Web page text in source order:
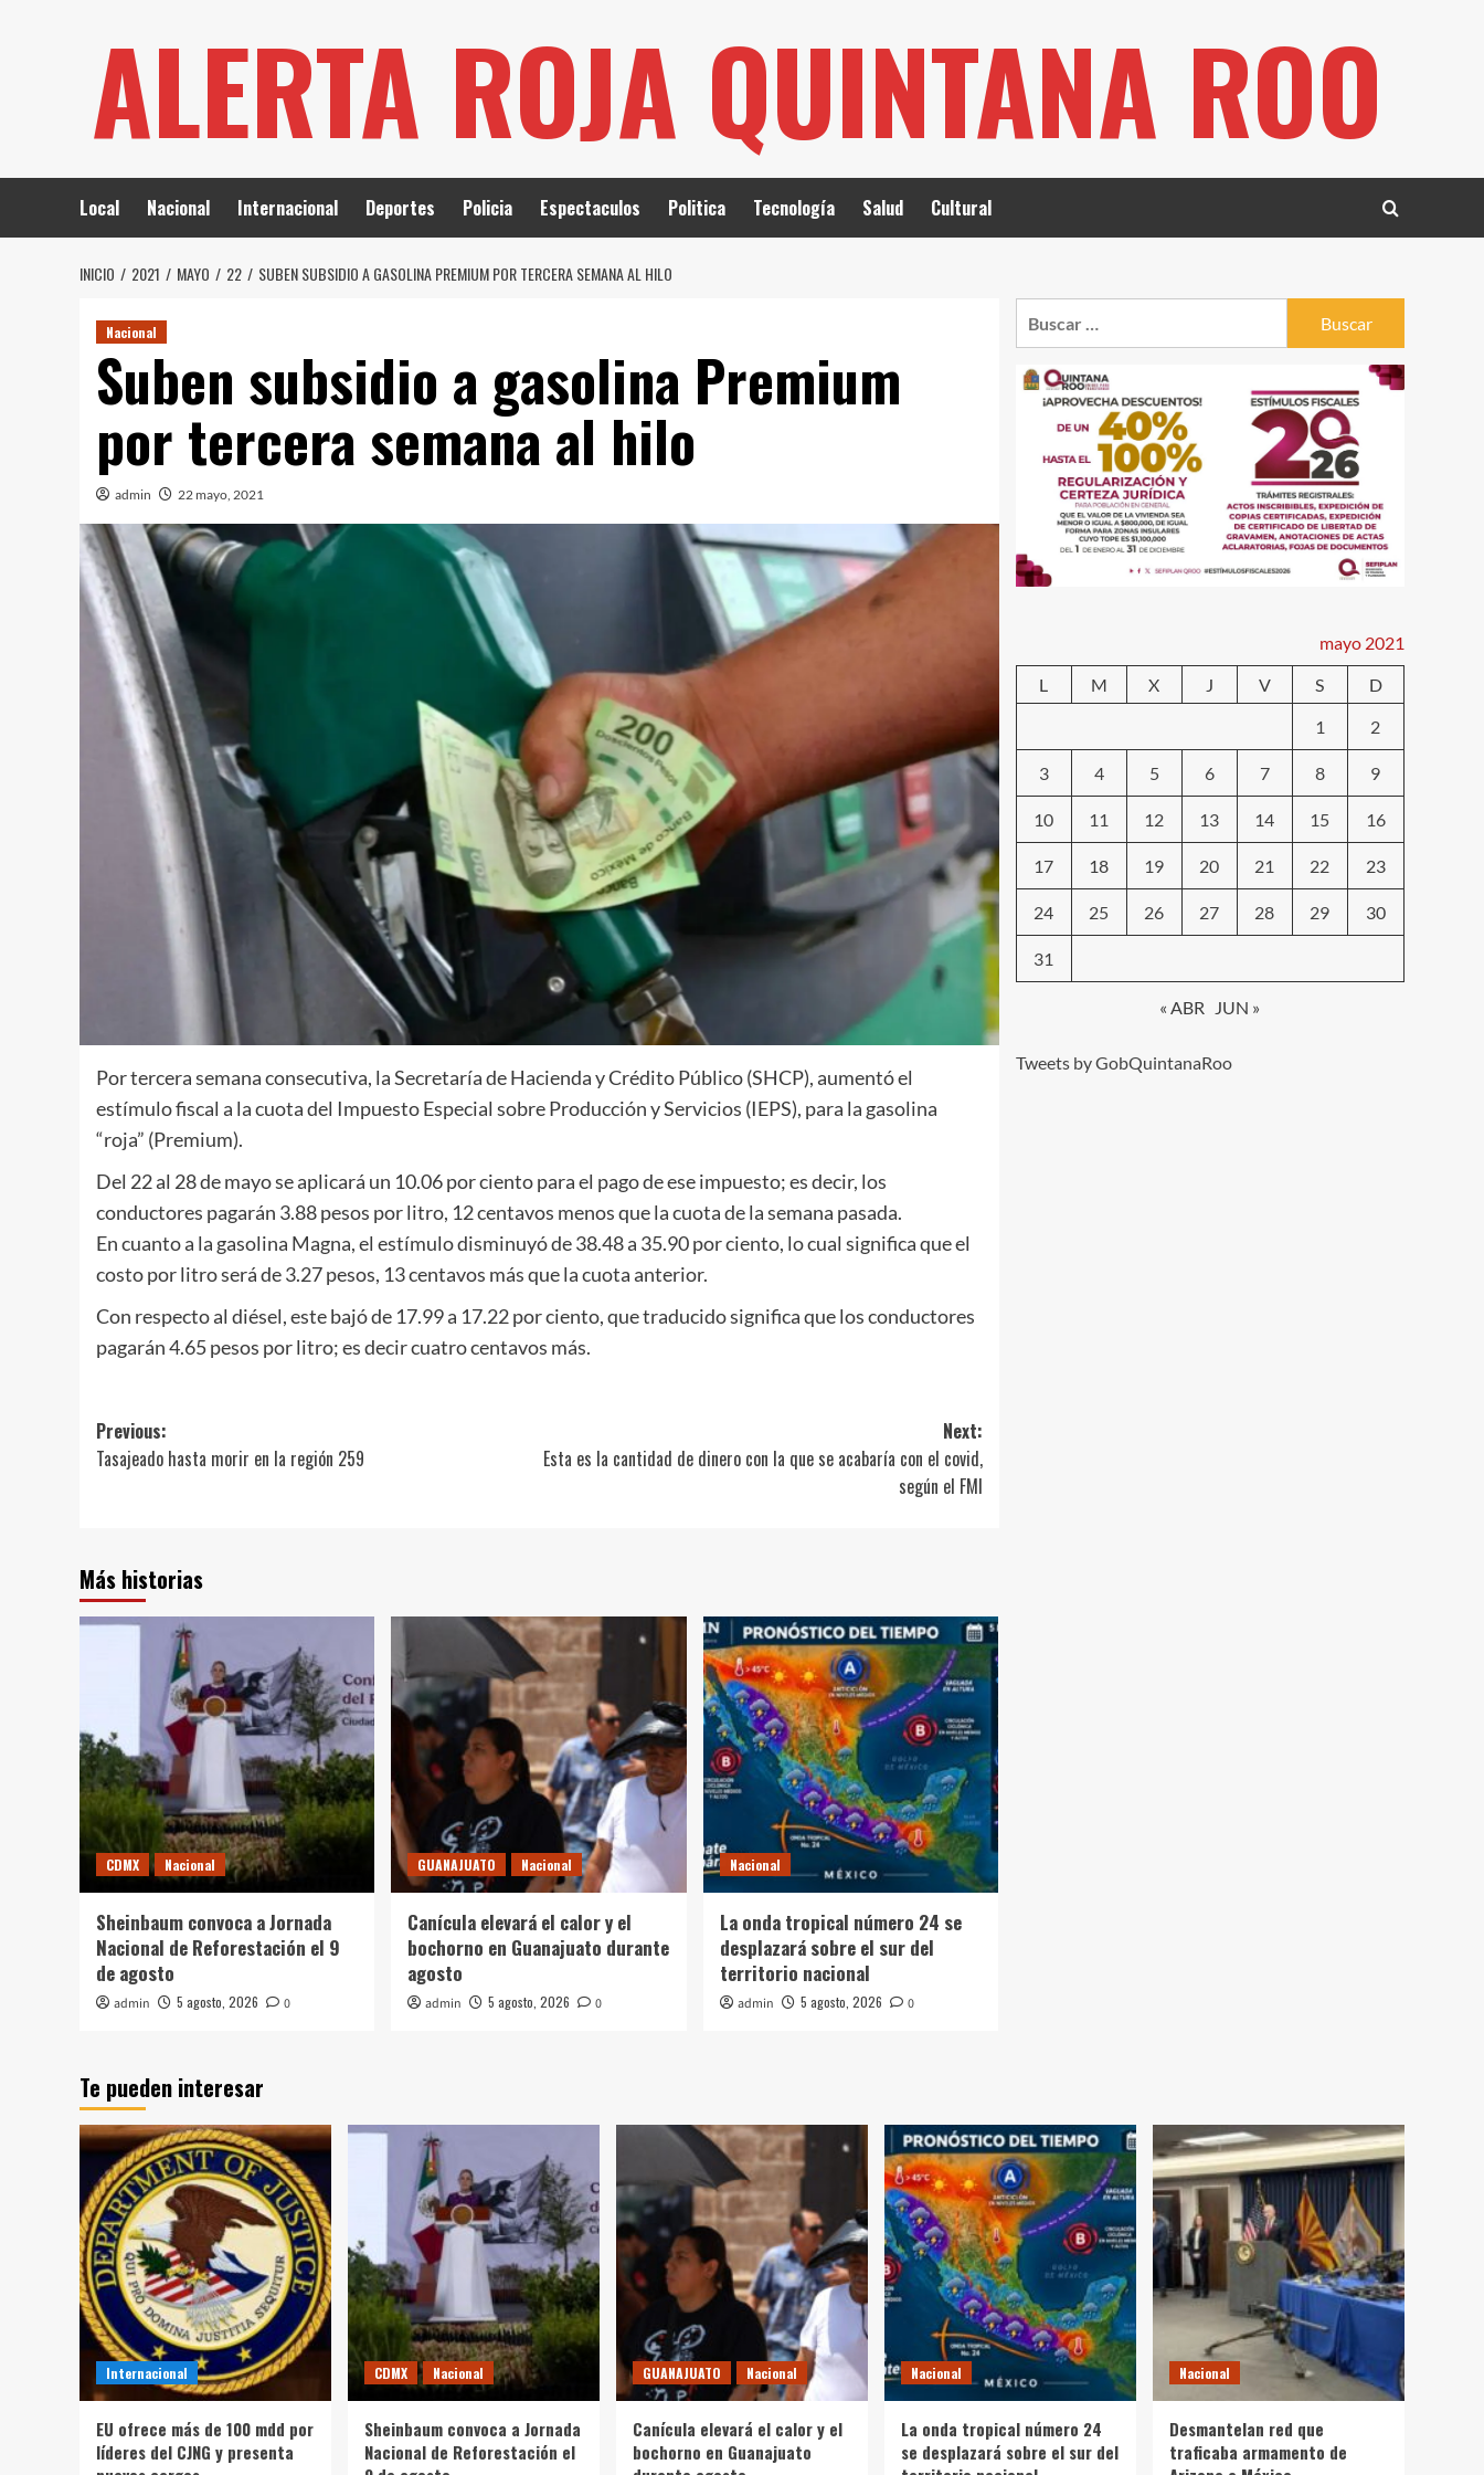
ALERTA ROJA QUINTANA ROO
Local Nacional Internacional Deportes Policia Espectaculos Politica Tecnología Salud Cultural
INICIO 2021 MAYO 22 SUBEN SUBSIDIO A GASOLINA PREMIUM POR TERCERA SEMANA AL HILO
Nacional
Suben subsidio a gasolina Premium
por tercera semana al hilo
admin 22 mayo, 2021
Por tercera semana consecutiva, la Secretaría de Hacienda y Crédito Público (SHCP), aumentó el
estímulo fiscal a la cuota del Impuesto Especial sobre Producción y Servicios (IEPS), para la gasolina
“roja” (Premium).
Del 22 al 28 de mayo se aplicará un 10.06 por ciento para el pago de ese impuesto; es decir, los
conductores pagarán 3.88 pesos por litro, 12 centavos menos que la cuota de la semana pasada.
En cuanto a la gasolina Magna, el estímulo disminuyó de 38.48 a 35.90 por ciento, lo cual significa que el
costo por litro será de 3.27 pesos, 13 centavos más que la cuota anterior.
Con respecto al diésel, este bajó de 17.99 a 17.22 por ciento, que traducido significa que los conductores
pagarán 4.65 pesos por litro; es decir cuatro centavos más.
Post
navigation
Previous:
Tasajeado hasta morir en la región 259
Next:
Esta es la cantidad de dinero con la que se acabaría con el covid,
según el FMI
Más historias
CDMX Nacional
Sheinbaum convoca a Jornada
Nacional de Reforestación el 9
de agosto
admin 5 agosto, 2026 0
GUANAJUATO Nacional
Canícula elevará el calor y el
bochorno en Guanajuato durante
agosto
admin 5 agosto, 2026 0
Nacional
La onda tropical número 24 se
desplazará sobre el sur del
territorio nacional
admin 5 agosto, 2026 0
mayo 2021
L
M X J V S
D
1
2
3 4 5 6 7 8 9
10 11 12 13 14 15 16
17 18 19 20 21 22 23
24 25 26 27 28 29 30
31
« ABR JUN »
Tweets by GobQuintanaRoo
Te pueden interesar
Internacional
EU ofrece más de 100 mdd por
líderes del CJNG y presenta
CDMX Nacional
Sheinbaum convoca a Jornada
Nacional de Reforestación el
GUANAJUATO Nacional
Canícula elevará el calor y el
bochorno en Guanajuato
Nacional
La onda tropical número 24
se desplazará sobre el sur del
Nacional
Desmantelan red que
traficaba armamento de